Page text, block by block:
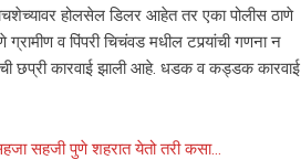
पाचशेच्यावर होलसेल डिलर आहेत तर एका पोलीस ठाणे
व पिंपरी चिचंवड मधील टपर्‍यांची गणना न
छप्री कारवाई झाली आहे. धडक व कड्डक कारवाई
सहजा सहजी पुणे शहरात येतो तरी कसा…